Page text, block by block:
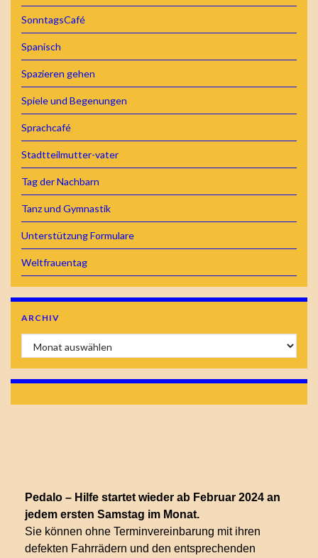
SonntagsCafé
Spanisch
Spazieren gehen
Spiele und Begenungen
Sprachcafé
Stadtteilmutter-vater
Tag der Nachbarn
Tanz und Gymnastik
Unterstützung Formulare
Weltfrauentag
ARCHIV
Pedalo – Hilfe startet wieder ab Februar 2024 an
jedem ersten Samstag im Monat.
Sie können ohne Terminvereinbarung mit ihren
defekten Fahrrädern und den entsprechenden